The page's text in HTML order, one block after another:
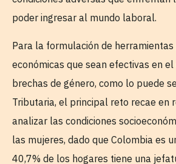
poder ingresar al mundo laboral.
Para la formulación de
económicas que sean efectivas en
brechas de género, como lo puede
Tributaria, el principal reto recae en
analizar las condiciones
las mujeres, dado que Colombia es
40,7% de los hogares tiene una